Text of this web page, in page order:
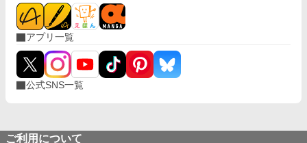
っしょ。優しくて温かい同居＆学園ラブコメディ！ ※特別編12
が完結しました！（2026.5.19） ※お気に入り登録や感想をお
待ちしております。
アプリ一覧
公式SNS一覧
ご利用について